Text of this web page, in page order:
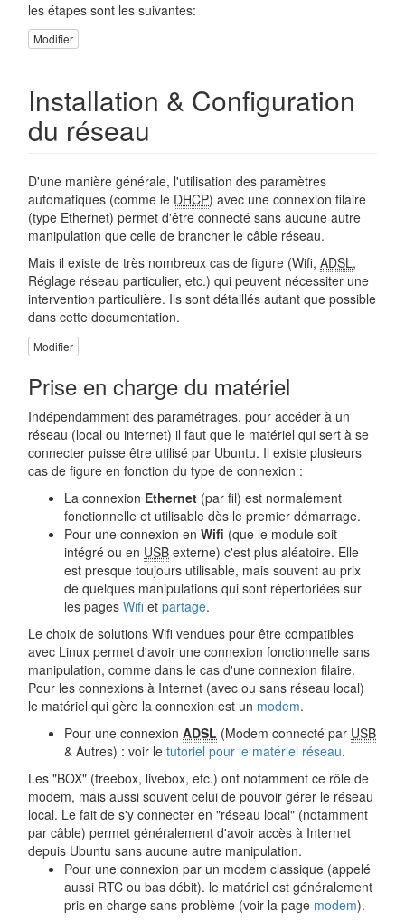
les étapes sont les suivantes:
Modifier
Installation & Configuration
du réseau
D'une manière générale, l'utilisation des paramètres
automatiques (comme le DHCP) avec une connexion filaire
(type Ethernet) permet d'être connecté sans aucune autre
manipulation que celle de brancher le câble réseau.
Mais il existe de très nombreux cas de figure (Wifi, ADSL,
Réglage réseau particulier, etc.) qui peuvent nécessiter une
intervention particulière. Ils sont détaillés autant que possible
dans cette documentation.
Modifier
Prise en charge du matériel
Indépendamment des paramétrages, pour accéder à un
réseau (local ou internet) il faut que le matériel qui sert à se
connecter puisse être utilisé par Ubuntu. Il existe plusieurs
cas de figure en fonction du type de connexion :
La connexion Ethernet (par fil) est normalement
fonctionnelle et utilisable dès le premier démarrage.
Pour une connexion en Wifi (que le module soit
intégré ou en USB externe) c'est plus aléatoire. Elle
est presque toujours utilisable, mais souvent au prix
de quelques manipulations qui sont répertoriées sur
les pages Wifi et partage.
Le choix de solutions Wifi vendues pour être compatibles
avec Linux permet d'avoir une connexion fonctionnelle sans
manipulation, comme dans le cas d'une connexion filaire.
Pour les connexions à Internet (avec ou sans réseau local)
le matériel qui gère la connexion est un modem.
Pour une connexion ADSL (Modem connecté par USB
& Autres) : voir le tutoriel pour le matériel réseau.
Les "BOX" (freebox, livebox, etc.) ont notamment ce rôle de
modem, mais aussi souvent celui de pouvoir gérer le réseau
local. Le fait de s'y connecter en "réseau local" (notamment
par câble) permet généralement d'avoir accès à Internet
depuis Ubuntu sans aucune autre manipulation.
Pour une connexion par un modem classique (appelé
aussi RTC ou bas débit). le matériel est généralement
pris en charge sans problème (voir la page modem).